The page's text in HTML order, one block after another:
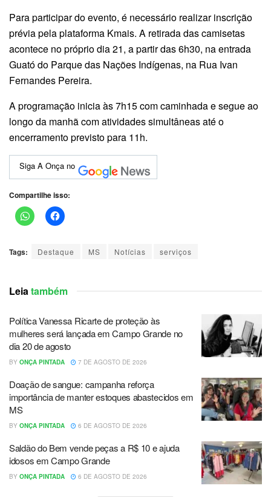
Para participar do evento, é necessário realizar inscrição
prévia pela plataforma Kmais. A retirada das camisetas
acontece no próprio dia 21, a partir das 6h30, na entrada
Guató do Parque das Nações Indígenas, na Rua Ivan
Fernandes Pereira.
A programação inicia às 7h15 com caminhada e segue ao
longo da manhã com atividades simultâneas até o
encerramento previsto para 11h.
Siga A Onça no
Compartilhe isso:
Tags: Destaque MS Notícias serviços
Leiatambém
Política Vanessa Ricarte de proteção às
mulheres será lançada em Campo Grande no
dia 20 de agosto
BY ONÇA PINTADA 7 DE AGOSTO DE 2026
Doação de sangue: campanha reforça
importância de manter estoques abastecidos em
MS
BY ONÇA PINTADA 6 DE AGOSTO DE 2026
Saldão do Bem vende peças a R$ 10 e ajuda
idosos em Campo Grande
BY ONÇA PINTADA 6 DE AGOSTO DE 2026